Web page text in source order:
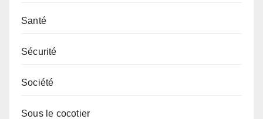
Santé
Sécurité
Société
Sous le cocotier